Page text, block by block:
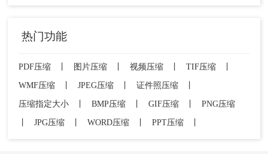
热门功能
PDF压缩 图片压缩 视频压缩 TIF压缩
WMF压缩
JPEG压缩 证件照压缩
压缩指定大小
BMP压缩 GIF压缩
PNG压缩
JPG压缩 WORD压缩 PPT压缩